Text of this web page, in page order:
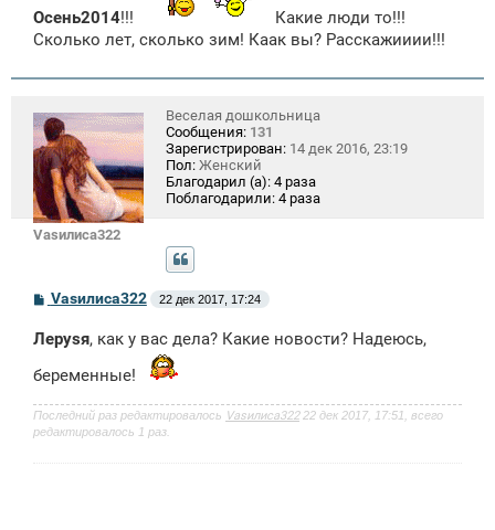
Осень2014!!!
Какие люди то!!!
Сколько лет, сколько зим! Каак вы? Расскажииии!!!
Vasилиса322
Веселая дошкольница
Сообщения: 131
Зарегистрирован: 14 дек 2016, 23:19
Пол: Женский
Благодарил (а): 4 раза
Поблагодарили: 4 раза
С
о
б
е
н
и
е
Vasилиса322 22 дек 2017, 17:24
Лeрysя, как у вас дела? Какие новости? Надеюсь,
беременные!
Последний раз редактировалось Vasилиса32222 дек 2017, 17:51, всего
редактировалось 1 раз.